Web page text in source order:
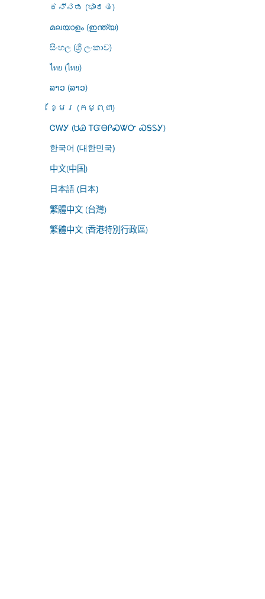
ಕನ್ನಡ (ಭಾರತ)
മലയാളം (ഇന്ത്യ)
සිංහල (ශ්‍රී ලංකාව)
ไทย (ไทย)
ລາວ (ລາວ)
ខ្មែរ (កម្ពុជា)
ᏣᎳᎩ (ᏌᏊ ᎢᏳᎾᎵᏍᏔᏅ ᏍᎦᏚᎩ)
한국어 (대한민국)
中文(中国)
日本語 (日本)
繁體中文 (台灣)
繁體中文 (香港特別行政區)